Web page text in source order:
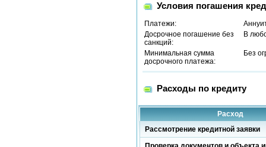
Условия погашения
Платежи:
Досрочное погашение без
санкций:
В
Минимальная сумма
досрочного платежа:
Без
Расходы по кредиту
Расход
Рассмотрение кредитной заявки